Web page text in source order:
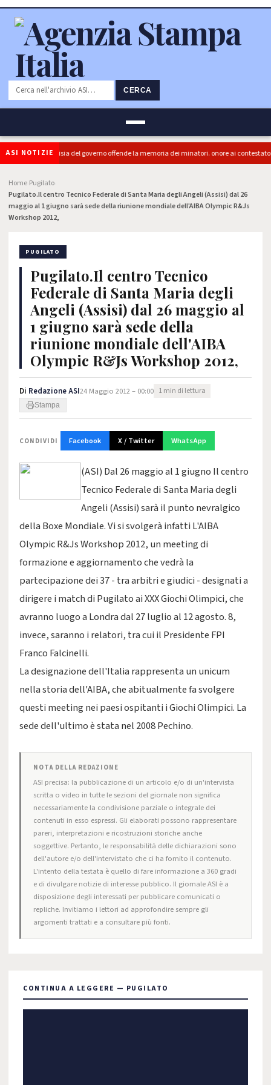
CERCA
ASI NOTIZIE
(PRC): "L'Ipocrisia del governo offende la memoria dei minatori. onore ai contestatori"
Home Pugilato
Pugilato.Il centro Tecnico Federale di Santa Maria degli Angeli (Assisi) dal 26
maggio al 1 giugno sarà sede della riunione mondiale dell'AIBA Olympic R&Js
Workshop 2012,
PUGILATO
Pugilato.Il centro Tecnico
Federale di Santa Maria degli
Angeli (Assisi) dal 26 maggio al
1 giugno sarà sede della
riunione mondiale dell'AIBA
Olympic R&Js Workshop 2012,
Di Redazione ASI24 Maggio 2012 – 00:00 1 min di lettura
Stampa
CONDIVIDI Facebook X / Twitter WhatsApp
(ASI) Dal 26 maggio al 1 giugno Il centro
Tecnico Federale di Santa Maria degli
Angeli (Assisi) sarà il punto nevralgico
della Boxe Mondiale. Vi si svolgerà infatti L'AIBA
Olympic R&Js Workshop 2012, un meeting di
formazione e aggiornamento che vedrà la
partecipazione dei 37 - tra arbitri e giudici - designati a
dirigere i match di Pugilato ai XXX Giochi Olimpici, che
avranno luogo a Londra dal 27 luglio al 12 agosto. 8,
invece, saranno i relatori, tra cui il Presidente FPI
Franco Falcinelli.
La designazione dell'Italia rappresenta un unicum
nella storia dell'AIBA, che abitualmente fa svolgere
questi meeting nei paesi ospitanti i Giochi Olimpici. La
sede dell'ultimo è stata nel 2008 Pechino.
NOTA DELLA REDAZIONE
ASI precisa: la pubblicazione di un articolo e/o di un'intervista
scritta o video in tutte le sezioni del giornale non significa
necessariamente la condivisione parziale o integrale dei
contenuti in esso espressi. Gli elaborati possono rappresentare
pareri, interpretazioni e ricostruzioni storiche anche
soggettive. Pertanto, le responsabilità delle dichiarazioni sono
dell'autore e/o dell'intervistato che ci ha fornito il contenuto.
L'intento della testata è quello di fare informazione a 360 gradi
e di divulgare notizie di interesse pubblico. Il giornale ASI è a
disposizione degli interessati per pubblicare comunicati o
repliche. Invitiamo i lettori ad approfondire sempre gli
argomenti trattati e a consultare più fonti.
CONTINUA A LEGGERE — PUGILATO